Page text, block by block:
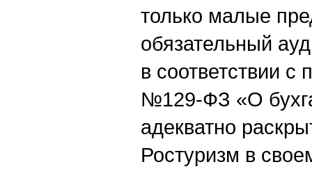
только малые
обязательный
в соответствии с
№129-ФЗ «О
адекватно
Ростуризм в